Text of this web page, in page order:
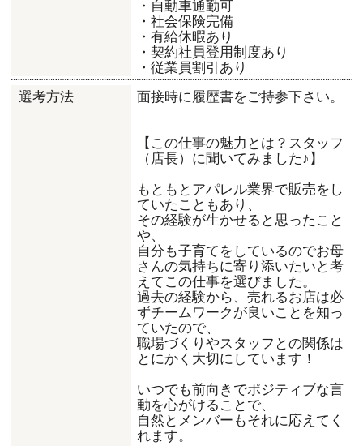
・自動車通勤可
・社会保険完備
・有給休暇あり
・契約社員登用制度あり
・従業員割引あり
選考方法
面接時に履歴書をご持参下さい。
【この仕事の魅力とは？スタッフ
（店長）に聞いてみました♪】
もともとアパレル業界で販売をし
ていたこともあり、
その経験が生かせると思ったこと
や、
自分も子育てをしているのでお母
さんの気持ちに寄り添いたいと考
えてこの仕事を選びました。
過去の経験から、売れるお店は必
ずチームワークが良いことを知っ
ていたので、
職場づくりやスタッフとの関係は
とにかく大切にしています！
いつでも前向きでポジティブな言
動を心がけることで、
自然とメンバーもそれに応えてく
れます。